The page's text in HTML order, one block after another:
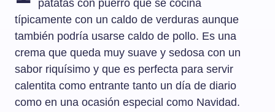
patatas con puerro que se cocina
típicamente con un caldo de verduras aunque
también podría usarse caldo de pollo. Es una
crema que queda muy suave y sedosa con un
sabor riquísimo y que es perfecta para servir
calentita como entrante tanto un día de diario
como en una ocasión especial como Navidad.